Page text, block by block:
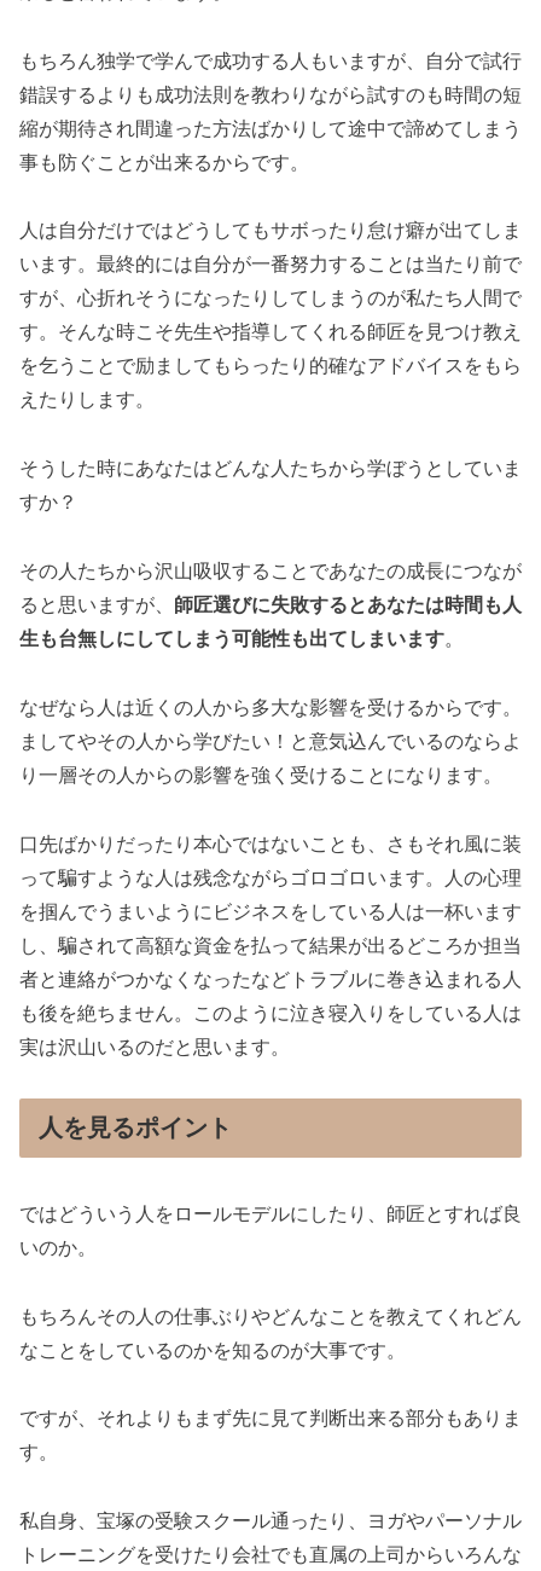
もちろん独学で学んで成功する人もいますが、自分で試行
錯誤するよりも成功法則を教わりながら試すのも時間の短
縮が期待され間違った方法ばかりして途中で諦めてしまう
事も防ぐことが出来るからです。
人は自分だけではどうしてもサボったり怠け癖が出てしま
います。最終的には自分が一番努力することは当たり前で
すが、心折れそうになったりしてしまうのが私たち人間で
す。そんな時こそ先生や指導してくれる師匠を見つけ教え
を乞うことで励ましてもらったり的確なアドバイスをもら
えたりします。
そうした時にあなたはどんな人たちから学ぼうとしていま
すか？
その人たちから沢山吸収することであなたの成長につなが
ると思いますが、 師匠選びに失敗するとあなたは時間も人
生も台無しにしてしまう可能性も出てしまいます。
なぜなら人は近くの人から多大な影響を受けるからです。
ましてやその人から学びたい！と意気込んでいるのならよ
り一層その人からの影響を強く受けることになります。
口先ばかりだったり本心ではないことも、さもそれ風に装
って騙すような人は残念ながらゴロゴロいます。人の心理
を掴んでうまいようにビジネスをしている人は一杯います
し、騙されて高額な資金を払って結果が出るどころか担当
者と連絡がつかなくなったなどトラブルに巻き込まれる人
も後を絶ちません。このように泣き寝入りをしている人は
実は沢山いるのだと思います。
人を見るポイント
ではどういう人をロールモデルにしたり、師匠とすれば良
いのか。
もちろんその人の仕事ぶりやどんなことを教えてくれどん
なことをしているのかを知るのが大事です。
ですが、それよりもまず先に見て判断出来る部分もありま
す。
私自身、宝塚の受験スクール通ったり、ヨガやパーソナル
トレーニングを受けたり会社でも直属の上司からいろんな